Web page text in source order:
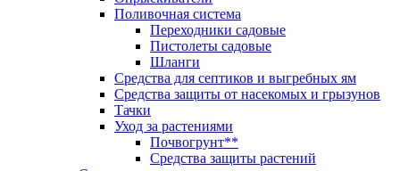
Поливочная система
Переходники садовые
Пистолеты садовые
Шланги
Средства для септиков и выгребных ям
Средства защиты от насекомых и грызунов
Тачки
Уход за растениями
Почвогрунт**
Средства защиты растений